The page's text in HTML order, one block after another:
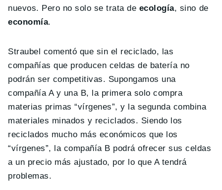
nuevos. Pero no solo se trata de ecología, sino de
economía.
Straubel comentó que sin el reciclado, las
compañías que producen celdas de batería no
podrán ser competitivas. Supongamos una
compañía A y una B, la primera solo compra
materias primas “vírgenes”, y la segunda combina
materiales minados y reciclados. Siendo los
reciclados mucho más económicos que los
“vírgenes”, la compañía B podrá ofrecer sus celdas
a un precio más ajustado, por lo que A tendrá
problemas.